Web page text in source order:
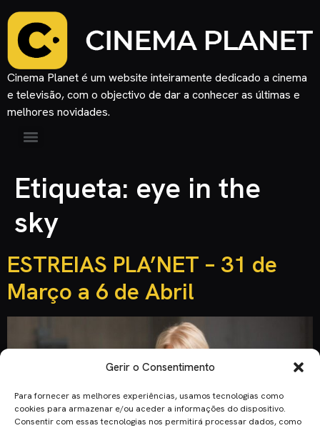
Gerir o Consentimento
Para fornecer as melhores experiências, usamos tecnologias como
cookies para armazenar e/ou aceder a informações do dispositivo.
Consentir com essas tecnologias nos permitirá processar dados, como
Cinema Planet é um website inteiramente dedicado a cinema
e televisão, com o objectivo de dar a conhecer as últimas e
melhores novidades.
Etiqueta: eye in the
sky
ESTREIAS PLA’NET – 31 de
Março a 6 de Abril